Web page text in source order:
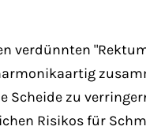
verdünnten
Scheide zu
Risikos für